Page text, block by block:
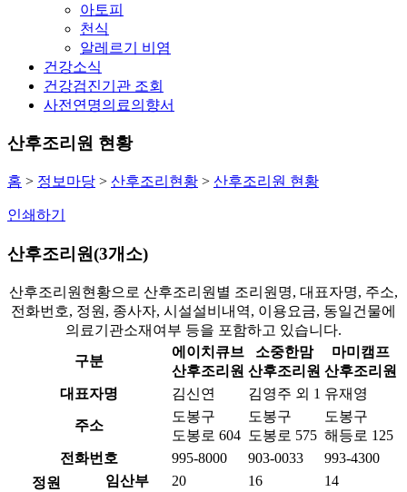
아토피
천식
알레르기 비염
건강소식
건강검진기관 조회
사전연명의료의향서
산후조리원 현황
홈 > 정보마당 > 산후조리현황 > 산후조리원 현황
인쇄하기
산후조리원(3개소)
산후조리원현황으로 산후조리원별 조리원명, 대표자명, 주소,
전화번호, 정원, 종사자, 시설설비내역, 이용요금, 동일건물에
의료기관소재여부 등을 포함하고 있습니다.
구분
에이치큐브
산후조리원
소중한맘
산후조리원
마미캠프
산후조리원
대표자명
김신연 김영주 외 1 유재영
주소
도봉구
도봉로 604
도봉구
도봉로 575
도봉구
해등로 125
전화번호
995-8000 903-0033
993-4300
정원
임산부 20 16
14